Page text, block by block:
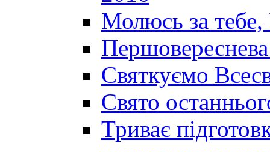
Молюсь за тебе,
Святкуємо
Свято
Триває